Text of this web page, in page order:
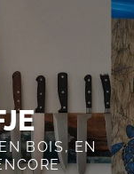
BOIS, EN